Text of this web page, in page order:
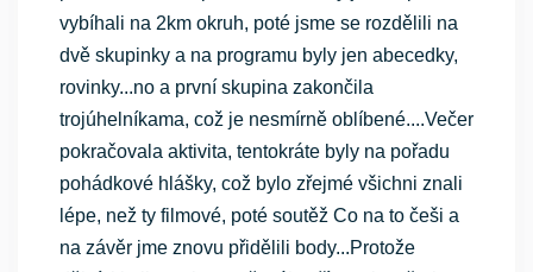
vybíhali na 2km okruh, poté jsme se rozdělili na
dvě skupinky a na programu byly jen abecedky,
rovinky...no a první skupina zakončila
trojúhelníkama, což je nesmírně oblíbené....Večer
pokračovala aktivita, tentokráte byly na pořadu
pohádkové hlášky, což bylo zřejmé všichni znali
lépe, než ty filmové, poté soutěž Co na to češi a
na závěr jme znovu přidělili body...Protože